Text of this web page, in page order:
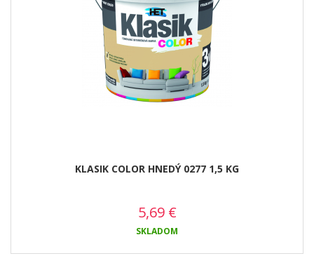
KLASIK COLOR HNEDÝ 0277 1,5 KG
5,69 €
SKLADOM